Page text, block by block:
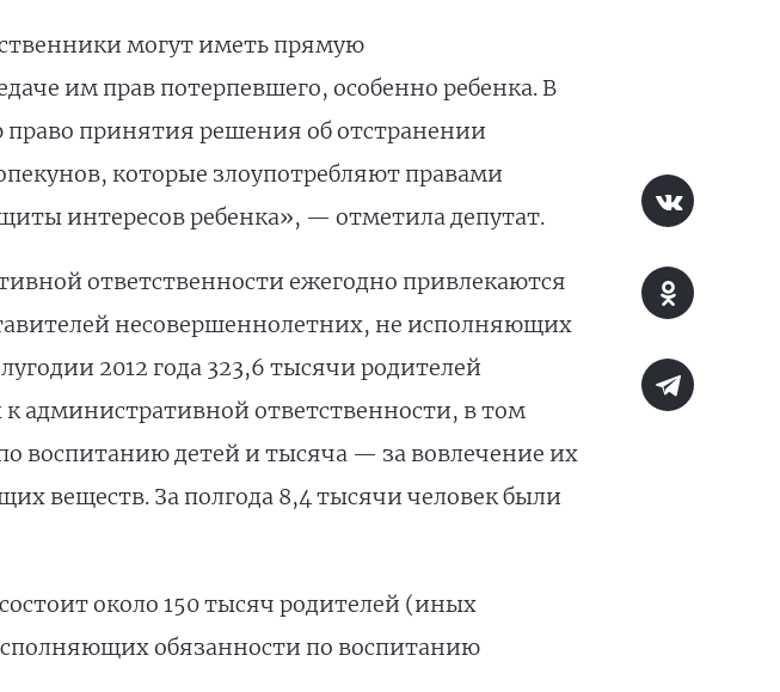
могут иметь прямую
им прав потерпевшего, особенно ребенка. В
право принятия решения об отстранении
которые злоупотребляют правами
интересов ребенка», — отметила депутат.
ответственности ежегодно привлекаются
несовершеннолетних, не исполняющих
2012 года 323,6 тысячи родителей
административной ответственности, в том
воспитанию детей и тысяча — за вовлечение их
веществ. За полгода 8,4 тысячи человек были
около 150 тысяч родителей (иных
обязанности по воспитанию